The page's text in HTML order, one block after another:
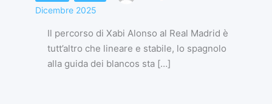
Dicembre 2025
Il percorso di Xabi Alonso al Real Madrid è
tutt’altro che lineare e stabile, lo spagnolo
alla guida dei blancos sta […]